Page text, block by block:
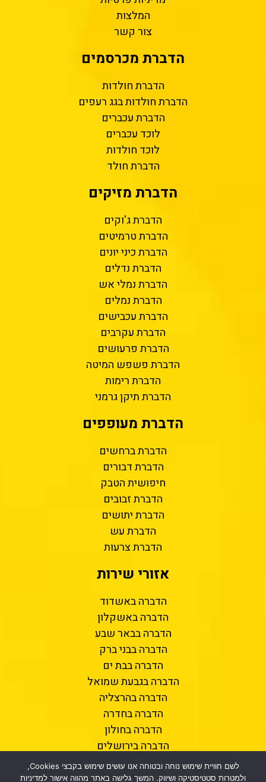
המלצות
צור קשר
הדברת מכרסמים
הדברת חולדות
הדברת חולדות בגג רעפים
הדברת עכברים
לוכד עכברים
לוכד חולדות
הדברת חולד
הדברת מזיקים
הדברת ג'וקים
הדברת טרמיטים
הדברת כיני יונים
הדברת נדלים
הדברת נמלי אש
הדברת נמלים
הדברת עכבישים
הדברת עקרבים
הדברת פרעושים
הדברת פשפש המיטה
הדברת רימות
הדברת תיקן גרמני
הדברת מעופפים
הדברת ברחשים
הדברת דבורים
חיפושית הטבק
הדברת זבובים
הדברת יתושים
הדברת עש
הדברת צרעות
אזורי שירות
הדברה באשדוד
הדברה באשקלון
הדברה בבאר שבע
הדברה בבני ברק
הדברה בבת ים
הדברה בגבעת שמואל
הדברה בהרצליה
הדברה בחדרה
הדברה בחולון
הדברה בירושלים
הדברה בכפר סבא
הדברה בנתניה
לשם חוויית שימוש נוחה ובטוחה אנו עושים שימוש בקבצי Cookies,
ולמטרות סטטיסטיקה ושיווק. המשך גלישה באתר מהווה אישור למדיניות